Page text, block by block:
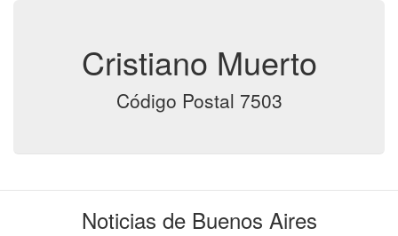
Cristiano Muerto
Código Postal 7503
Noticias de Buenos Aires